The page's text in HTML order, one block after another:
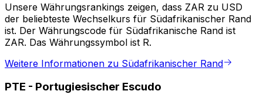
Unsere Währungsrankings zeigen, dass ZAR zu USD
der beliebteste Wechselkurs für Südafrikanischer Rand
ist. Der Währungscode für Südafrikanische Rand ist
ZAR. Das Währungssymbol ist R.
Weitere Informationen zu Südafrikanischer Rand
PTE - Portugiesischer Escudo